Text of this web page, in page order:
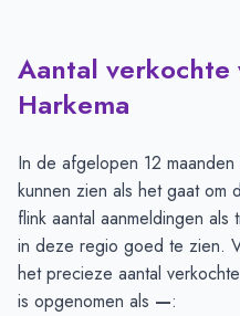
Aantal verkochte
Harkema
In de afgelopen 12
kunnen zien als het gaat om
flink aantal aanmeldingen
in deze regio goed te zien.
het precieze aantal
is opgenomen als —: